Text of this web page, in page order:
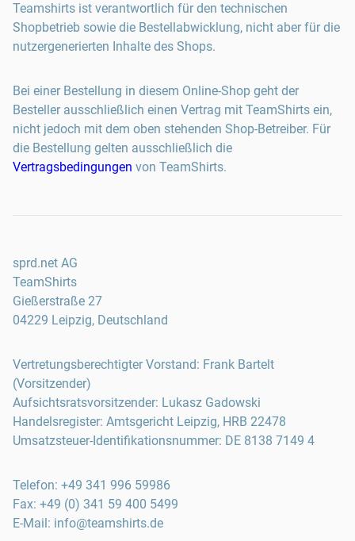
Teamshirts ist verantwortlich für den technischen
Shopbetrieb sowie die Bestellabwicklung, nicht aber für die
nutzergenerierten Inhalte des Shops.
Bei einer Bestellung in diesem Online-Shop geht der
Besteller ausschließlich einen Vertrag mit TeamShirts ein,
nicht jedoch mit dem oben stehenden Shop-Betreiber. Für
die Bestellung gelten ausschließlich die
Vertragsbedingungen von TeamShirts.
sprd.net AG
TeamShirts
Gießerstraße 27
04229 Leipzig, Deutschland
Vertretungsberechtigter Vorstand: Frank Bartelt
(Vorsitzender)
Aufsichtsratsvorsitzender: Lukasz Gadowski
Handelsregister: Amtsgericht Leipzig, HRB 22478
Umsatzsteuer-Identifikationsnummer: DE 8138 7149 4
Telefon: +49 341 996 59986
Fax: +49 (0) 341 59 400 5499
E-Mail: info@teamshirts.de